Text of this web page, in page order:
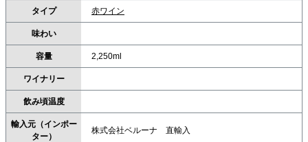
タイプ 赤ワイン
味わい
容量 2,250ml
ワイナリー
飲み頃温度
輸入元（インポー
ター）
株式会社ベルーナ 直輸入